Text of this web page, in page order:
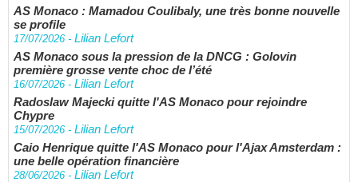
AS Monaco : Mamadou Coulibaly, une très bonne nouvelle
se profile
17/07/2026 - Lilian Lefort
AS Monaco sous la pression de la DNCG : Golovin
première grosse vente choc de l’été
16/07/2026 - Lilian Lefort
Radoslaw Majecki quitte l'AS Monaco pour rejoindre
Chypre
15/07/2026 - Lilian Lefort
Caio Henrique quitte l'AS Monaco pour l'Ajax Amsterdam :
une belle opération financière
28/06/2026 - Lilian Lefort